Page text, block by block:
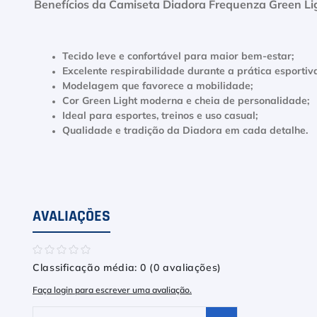
Benefícios da Camiseta Diadora Frequenza Green
Tecido leve e confortável para maior bem-estar;
Excelente respirabilidade durante a prática
Modelagem que favorece a mobilidade;
Cor Green Light moderna e cheia de personalidade;
Ideal para esportes, treinos e uso casual;
Qualidade e tradição da Diadora em cada detalhe.
AVALIAÇÕES
☆☆☆☆☆
Classificação média: 0 (0 avaliações)
Faça login para escrever uma avaliação.